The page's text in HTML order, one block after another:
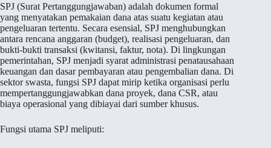
SPJ (Surat Pertanggungjawaban) adalah dokumen formal
yang menyatakan pemakaian dana atas suatu kegiatan atau
pengeluaran tertentu. Secara esensial, SPJ menghubungkan
antara rencana anggaran (budget), realisasi pengeluaran, dan
bukti-bukti transaksi (kwitansi, faktur, nota). Di lingkungan
pemerintahan, SPJ menjadi syarat administrasi penatausahaan
keuangan dan dasar pembayaran atau pengembalian dana. Di
sektor swasta, fungsi SPJ dapat mirip ketika organisasi perlu
mempertanggungjawabkan dana proyek, dana CSR, atau
biaya operasional yang dibiayai dari sumber khusus.
Fungsi utama SPJ meliputi: